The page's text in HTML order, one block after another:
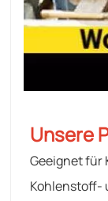
Unsere
Geeignet für
Kohlenstoff-